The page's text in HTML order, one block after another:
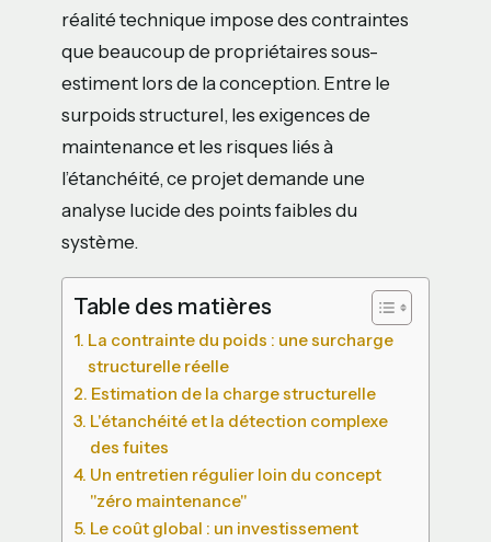
réalité technique impose des contraintes
que beaucoup de propriétaires sous-
estiment lors de la conception. Entre le
surpoids structurel, les exigences de
maintenance et les risques liés à
l’étanchéité, ce projet demande une
analyse lucide des points faibles du
système.
Table des matières
La contrainte du poids : une surcharge
structurelle réelle
Estimation de la charge structurelle
L'étanchéité et la détection complexe
des fuites
Un entretien régulier loin du concept
"zéro maintenance"
Le coût global : un investissement